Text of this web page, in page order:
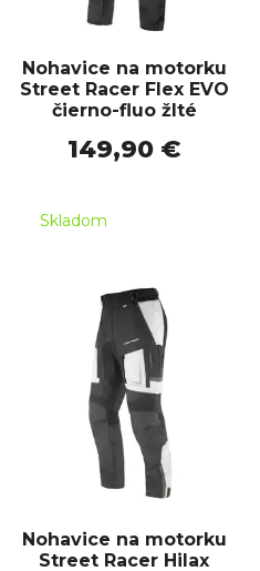
Nohavice na motorku
Street Racer Flex EVO
čierno-fluo žlté
149,90 €
Skladom
Nohavice na motorku
Street Racer Hilax